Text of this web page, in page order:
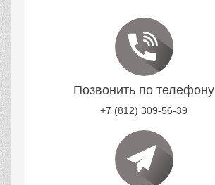
Позвонить по телефону
+7 (812) 309-56-39